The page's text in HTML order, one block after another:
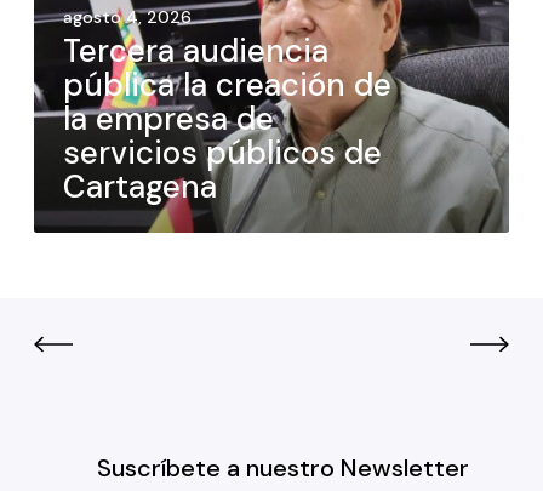
agosto 4, 2026
Tercera audiencia
pública la creación de
la empresa de
servicios públicos de
Cartagena
Suscríbete a nuestro Newsletter